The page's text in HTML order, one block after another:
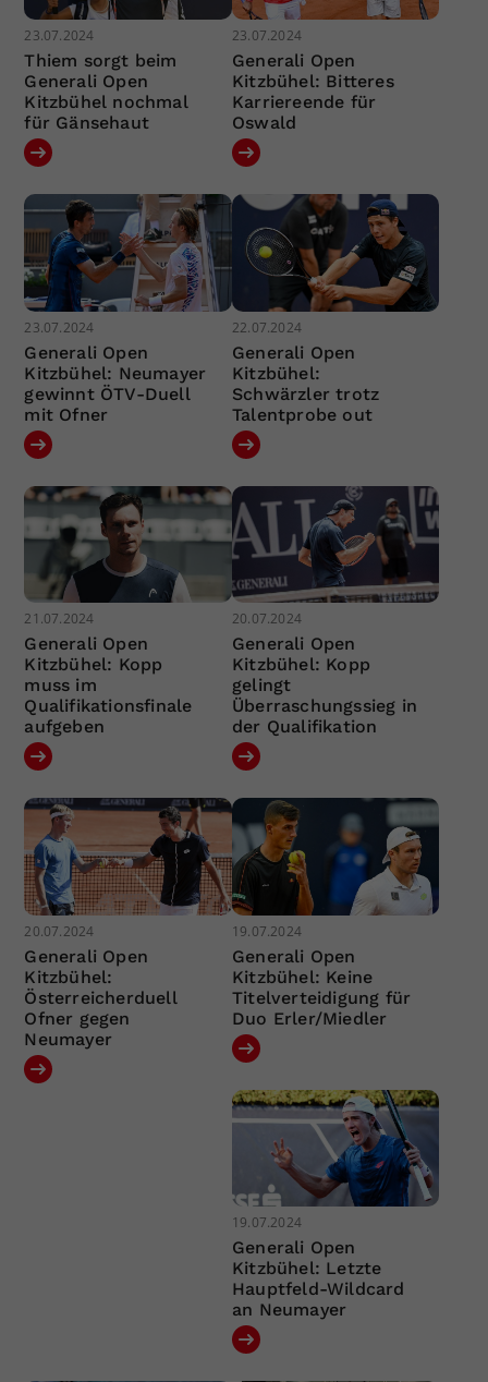
23.07.2024
Thiem sorgt beim
Generali Open
Kitzbühel nochmal
für Gänsehaut
23.07.2024
Generali Open
Kitzbühel: Bitteres
Karriereende für
Oswald
23.07.2024
Generali Open
Kitzbühel: Neumayer
gewinnt ÖTV-Duell
mit Ofner
22.07.2024
Generali Open
Kitzbühel:
Schwärzler trotz
Talentprobe out
21.07.2024
Generali Open
Kitzbühel: Kopp
muss im
Qualifikationsfinale
aufgeben
20.07.2024
Generali Open
Kitzbühel: Kopp
gelingt
Überraschungssieg in
der Qualifikation
20.07.2024
Generali Open
Kitzbühel:
Österreicherduell
Ofner gegen
Neumayer
19.07.2024
Generali Open
Kitzbühel: Keine
Titelverteidigung für
Duo Erler/Miedler
19.07.2024
Generali Open
Kitzbühel: Letzte
Hauptfeld-Wildcard
an Neumayer